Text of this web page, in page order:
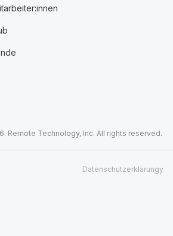
Remote Technology, Inc. All rights reserved.
Datenschutzerklärungy